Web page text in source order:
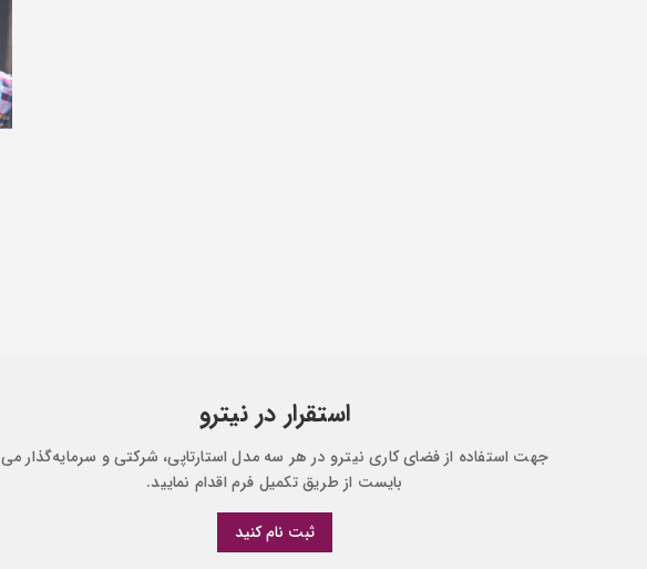
استقرار در نیترو
جهت استفاده از فضای کاری نیترو در هر سه مدل استارتاپی، شرکتی و سرمایه‌گذار می
بایست از طریق تکمیل فرم اقدام نمایید.
ثبت نام کنید